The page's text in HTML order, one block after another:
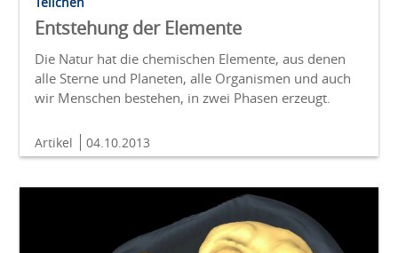
Entstehung der Elemente
Die Natur hat die chemischen Elemente, aus denen
alle Sterne und Planeten, alle Organismen und auch
wir Menschen bestehen, in zwei Phasen erzeugt.
Artikel 04.10.2013